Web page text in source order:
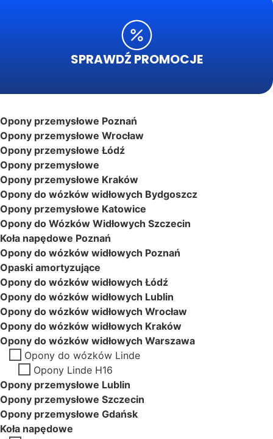
SPRAWDŹ PROMOCJE
Opony przemysłowe Poznań
Opony przemysłowe Wrocław
Opony przemysłowe Łódź
Opony przemysłowe
Opony przemysłowe Kraków
Opony do wózków widłowych Bydgoszcz
Opony przemysłowe Katowice
Opony do Wózków Widłowych Szczecin
Koła napędowe Poznań
Opony do wózków widłowych Poznań
Opaski amortyzujące
Opony do wózków widłowych Łódź
Opony do wózków widłowych Lublin
Opony do wózków widłowych Wrocław
Opony do wózków widłowych Kraków
Opony do wózków widłowych Warszawa
Opony do wózków Linde
Opony Linde H16
Opony przemysłowe Lublin
Opony przemysłowe Szczecin
Opony przemysłowe Gdańsk
Koła napędowe